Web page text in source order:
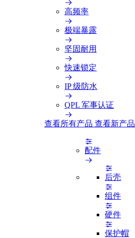
高频率
极端暴露
坚固耐用
快速锁定
IP 级防水
QPL 军事认证
查看所有产品 查看新产品
配件
后壳
组件
硬件
保护帽